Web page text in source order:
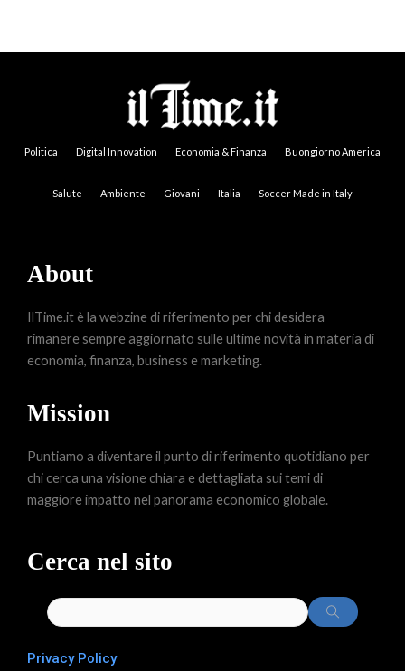
Politica Digital Innovation Economia & Finanza Buongiorno America
Salute Ambiente Giovani Italia Soccer Made in Italy
About
IlTime.it è la webzine di riferimento per chi desidera
rimanere sempre aggiornato sulle ultime novità in materia di
economia, finanza, business e marketing.
Mission
Puntiamo a diventare il punto di riferimento quotidiano per
chi cerca una visione chiara e dettagliata sui temi di
maggiore impatto nel panorama economico globale.
Cerca nel sito
Privacy Policy